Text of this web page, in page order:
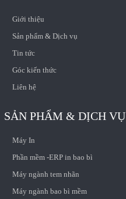
Giới thiệu
Sản phẩm & Dịch vụ
Tin tức
Góc kiến thức
Liên hệ
SẢN PHẨM & DỊCH VỤ
Máy In
Phần mềm -ERP in bao bì
Máy ngành tem nhãn
Máy ngành bao bì mềm